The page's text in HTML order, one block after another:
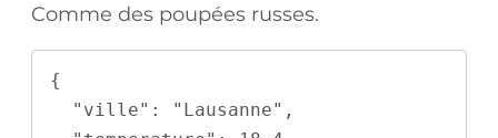
Comme des poupées russes.
{